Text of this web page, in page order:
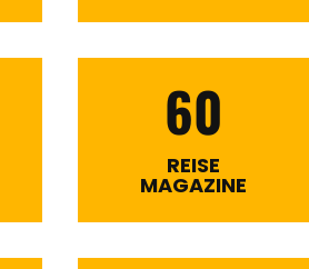
60
REISE
MAGAZINE